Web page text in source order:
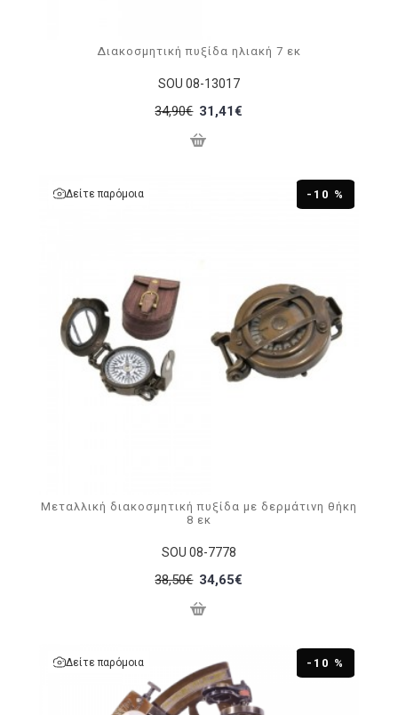
SOU 08-13017
Διακοσμητική πυξίδα ηλιακή 7 εκ
34,90€ 31,41€
-10 %
Δείτε παρόμοια
SOU 08-7778
Μεταλλική διακοσμητική πυξίδα με δερμάτινη θήκη
8 εκ
38,50€ 34,65€
-10 %
Δείτε παρόμοια